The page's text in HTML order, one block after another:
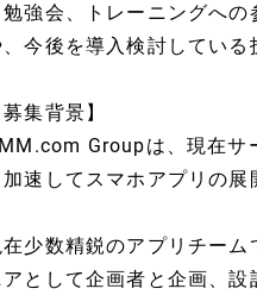
強会、トレーニングへ
今後を導入検討している
集背景】
Groupは、現在サ
速してスマホアプリの展
少数精鋭のアプリチー
として企画者と企画、